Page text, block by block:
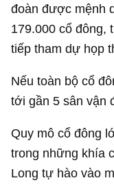
đoàn được mệnh
179.000 cổ đông,
tiếp tham dự họp
Nếu toàn bộ cổ
tới gần 5 sân vận
Quy mô cổ đông
trong những khía
Long tự hào vào